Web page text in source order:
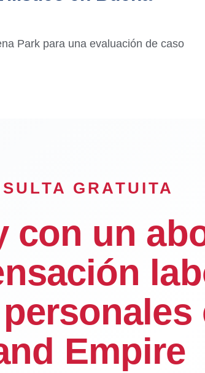
Park para una evaluación de caso
GRATUITA
con un
Empire